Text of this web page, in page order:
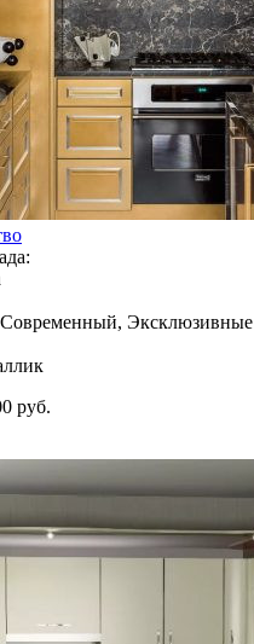
Современный, Эксклюзивные
руб.